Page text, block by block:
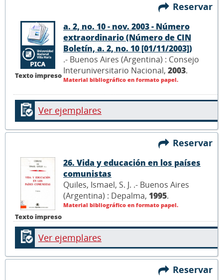
Reservar
Texto impreso
a. 2, no. 10 - nov. 2003 - Número
extraordinario (Número de CIN
Boletín, a. 2, no. 10 [01/11/2003])
.- Buenos Aires (Argentina) : Consejo
Interuniversitario Nacional, 2003.
Material bibliográfico en formato papel.
Ver ejemplares
Reservar
Texto impreso
26. Vida y educación en los países
comunistas
Quiles, Ismael, S. J. .- Buenos Aires
(Argentina) : Depalma, 1995.
Material bibliográfico en formato papel.
Ver ejemplares
Reservar